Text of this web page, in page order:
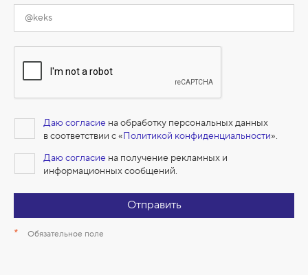
Даю согласие на обработку персональных данных
в соответствии с «Политикой конфиденциальности».
Даю согласие на получение рекламных и
информационных сообщений.
Отправить
* Обязательное поле